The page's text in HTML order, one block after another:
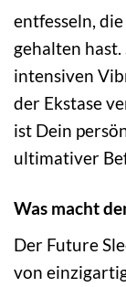
entfesseln,
gehalten
intensiven
der Ekstase
ist Dein
ultimativer
Was macht
Der Future
von